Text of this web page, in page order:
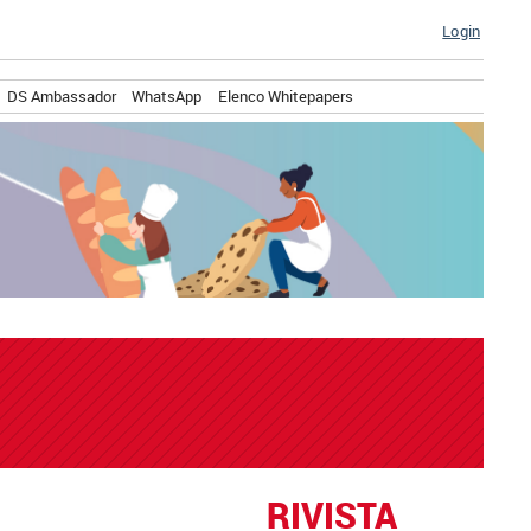
Login
DS Ambassador WhatsApp Elenco Whitepapers
RIVISTA